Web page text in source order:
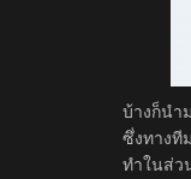
บ้างก็นำ
ซึ่งทางที
ทำในส่ว